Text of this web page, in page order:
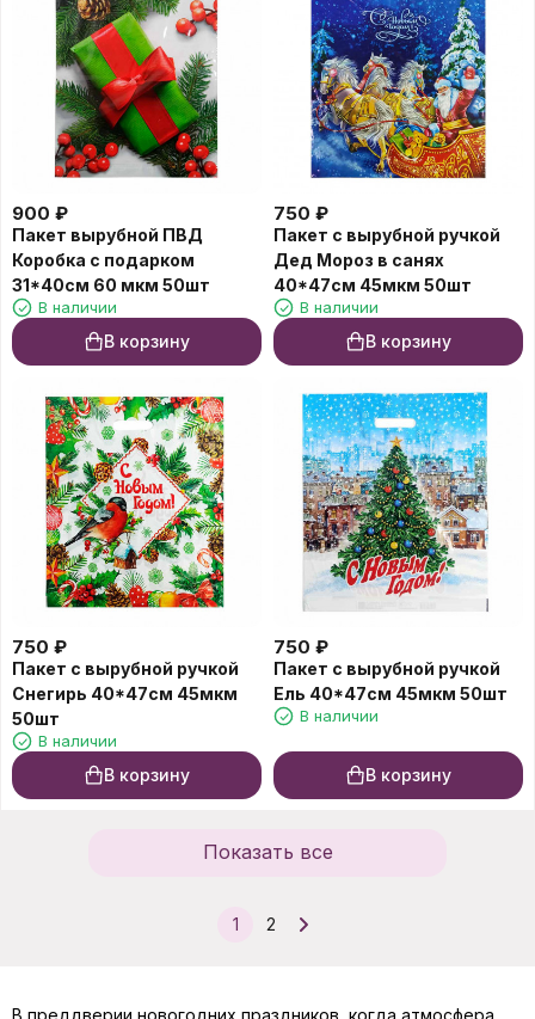
900 ₽
Пакет вырубной ПВД
Коробка с подарком
31*40см 60 мкм 50шт
В наличии
В корзину
750 ₽
Пакет с вырубной ручкой
Дед Мороз в санях
40*47см 45мкм 50шт
В наличии
В корзину
750 ₽
Пакет с вырубной ручкой
Снегирь 40*47см 45мкм
50шт
В наличии
В корзину
750 ₽
Пакет с вырубной ручкой
Ель 40*47см 45мкм 50шт
В наличии
В корзину
Показать все
1 2
В преддверии новогодних праздников, когда атмосфера